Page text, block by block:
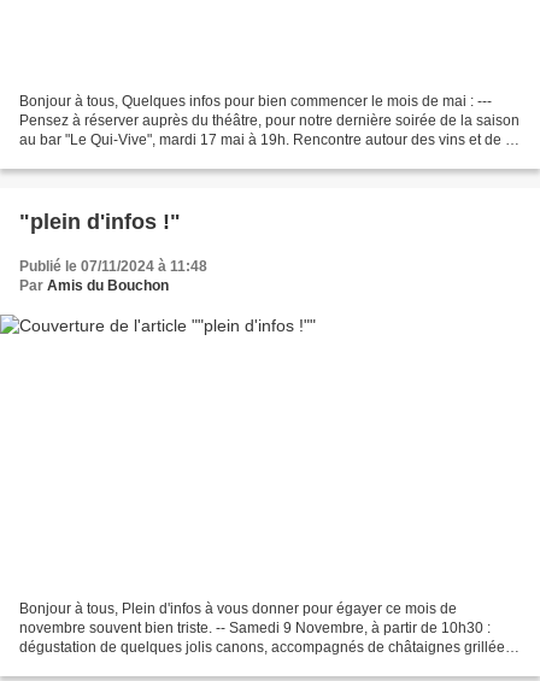
Bonjour à tous, Quelques infos pour bien commencer le mois de mai : ---
Pensez à réserver auprès du théâtre, pour notre dernière soirée de la saison
au bar "Le Qui-Vive", mardi 17 mai à 19h. Rencontre autour des vins et de la
"plein d'infos !"
Publié le 07/11/2024 à 11:48
Par Amis du Bouchon
Bonjour à tous, Plein d'infos à vous donner pour égayer ce mois de
novembre souvent bien triste. -- Samedi 9 Novembre, à partir de 10h30 :
dégustation de quelques jolis canons, accompagnés de châtaignes grillées